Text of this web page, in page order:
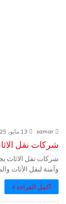
samar 13 مايو، 2025
شركات نقل
شركات نقل الاثاث
وآمنة لنقل الأثاث
أكمل القراءة »